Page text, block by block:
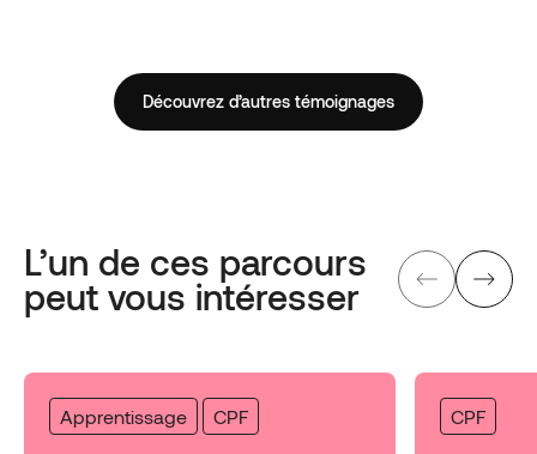
Découvrez d’autres témoignages
L’un de ces parcours
peut vous intéresser
Apprentissage CPF CPF